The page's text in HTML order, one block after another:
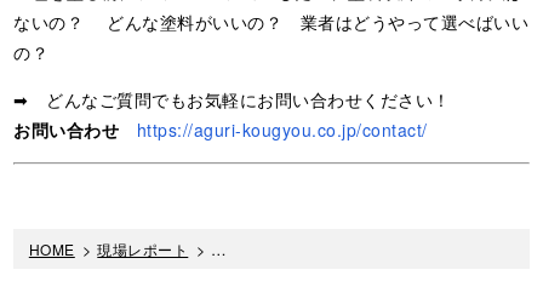
ないの？ どんな塗料がいいの？ 業者はどうやって選べばいい
の？
➡ どんなご質問でもお気軽にお問い合わせください！
お問い合わせ
https://aguri-kougyou.co.jp/contact/
HOME >現場レポート > 神奈川県相模原市｜屋上防水工事 トップコート